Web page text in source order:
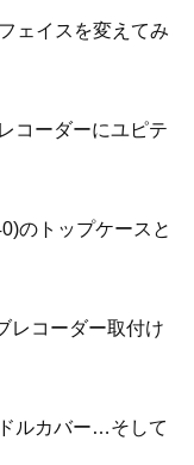
ェイスを変えてみ
コーダーにユピテ
のトップケースと
レコーダー取付け
ルカバー…そして